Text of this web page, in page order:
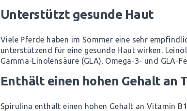
Unterstützt gesunde Haut
Viele Pferde haben im Sommer eine sehr
unterstützend für eine gesunde Haut wirken.
Gamma-Linolensäure (GLA). Omega-3- und
Enthält einen hohen Gehalt an
Spirulina enthält einen hohen Gehalt an Vitamin